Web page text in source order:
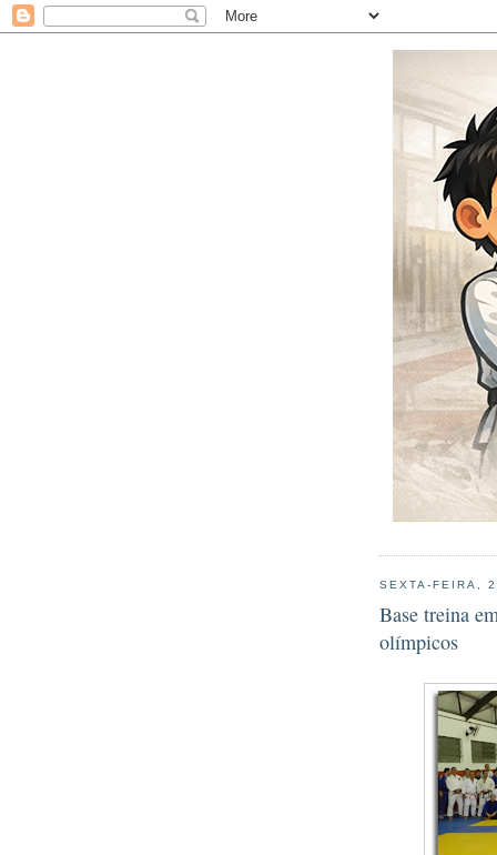
SEXTA-FEIRA,
Base treina
olímpicos